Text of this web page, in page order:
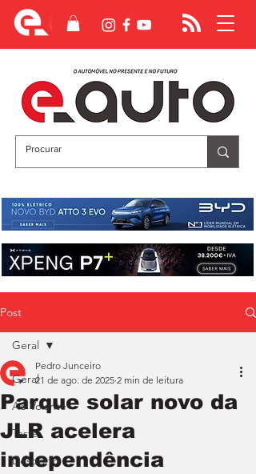
Post
Geral
Ao Volante
Teste
Desporto
Geral
Parque solar novo da
JLR acelera
independência
Pedro Junceiro
21 de ago. de 2025 2 min de leitura